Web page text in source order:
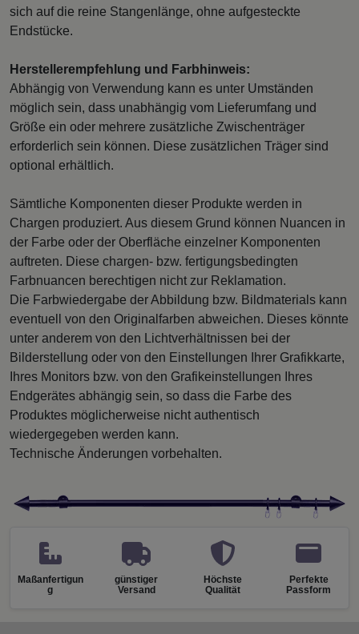
sich auf die reine Stangenlänge, ohne aufgesteckte
Endstücke.
Herstellerempfehlung und Farbhinweis:
Abhängig von Verwendung kann es unter Umständen
möglich sein, dass unabhängig vom Lieferumfang und
Größe ein oder mehrere zusätzliche Zwischenträger
erforderlich sein können. Diese zusätzlichen Träger sind
optional erhältlich.
Sämtliche Komponenten dieser Produkte werden in
Chargen produziert. Aus diesem Grund können Nuancen in
der Farbe oder der Oberfläche einzelner Komponenten
auftreten. Diese chargen- bzw. fertigungsbedingten
Farbnuancen berechtigen nicht zur Reklamation.
Die Farbwiedergabe der Abbildung bzw. Bildmaterials kann
eventuell von den Originalfarben abweichen. Dieses könnte
unter anderem von den Lichtverhältnissen bei der
Bilderstellung oder von den Einstellungen Ihrer Grafikkarte,
Ihres Monitors bzw. von den Grafikeinstellungen Ihres
Endgerätes abhängig sein, so dass die Farbe des
Produktes möglicherweise nicht authentisch
wiedergegeben werden kann.
Technische Änderungen vorbehalten.
Maßanfertigun
g
günstiger
Versand
Höchste
Qualität
Perfekte
Passform